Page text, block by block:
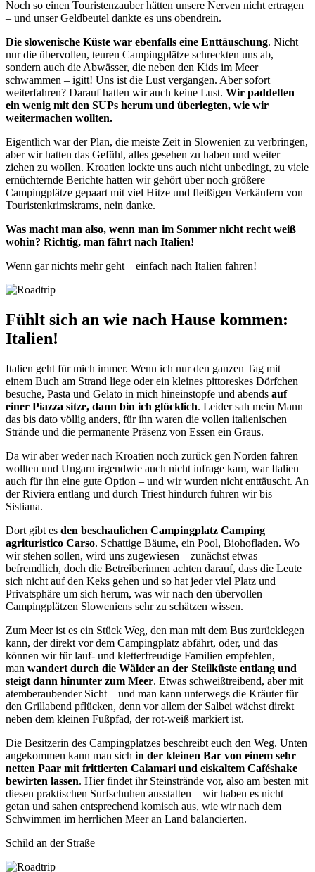
Noch so einen Touristenzauber hätten unsere Nerven nicht ertragen
– und unser Geldbeutel dankte es uns obendrein.
Die slowenische Küste war ebenfalls eine Enttäuschung. Nicht
nur die übervollen, teuren Campingplätze schreckten uns ab,
sondern auch die Abwässer, die neben den Kids im Meer
schwammen – igitt! Uns ist die Lust vergangen. Aber sofort
weiterfahren? Darauf hatten wir auch keine Lust. Wir paddelten
ein wenig mit den SUPs herum und überlegten, wie wir
weitermachen wollten.
Eigentlich war der Plan, die meiste Zeit in Slowenien zu verbringen,
aber wir hatten das Gefühl, alles gesehen zu haben und weiter
ziehen zu wollen. Kroatien lockte uns auch nicht unbedingt, zu viele
ernüchternde Berichte hatten wir gehört über noch größere
Campingplätze gepaart mit viel Hitze und fleißigen Verkäufern von
Touristenkrimskrams, nein danke.
Was macht man also, wenn man im Sommer nicht recht weiß
wohin? Richtig, man fährt nach Italien!
Wenn gar nichts mehr geht – einfach nach Italien fahren!
Fühlt sich an wie nach Hause kommen:
Italien!
Italien geht für mich immer. Wenn ich nur den ganzen Tag mit
einem Buch am Strand liege oder ein kleines pittoreskes Dörfchen
besuche, Pasta und Gelato in mich hineinstopfe und abends auf
einer Piazza sitze, dann bin ich glücklich. Leider sah mein Mann
das bis dato völlig anders, für ihn waren die vollen italienischen
Strände und die permanente Präsenz von Essen ein Graus.
Da wir aber weder nach Kroatien noch zurück gen Norden fahren
wollten und Ungarn irgendwie auch nicht infrage kam, war Italien
auch für ihn eine gute Option – und wir wurden nicht enttäuscht. An
der Riviera entlang und durch Triest hindurch fuhren wir bis
Sistiana.
Dort gibt es den beschaulichen Campingplatz Camping
agrituristico Carso. Schattige Bäume, ein Pool, Biohofladen. Wo
wir stehen sollen, wird uns zugewiesen – zunächst etwas
befremdlich, doch die Betreiberinnen achten darauf, dass die Leute
sich nicht auf den Keks gehen und so hat jeder viel Platz und
Privatsphäre um sich herum, was wir nach den übervollen
Campingplätzen Sloweniens sehr zu schätzen wissen.
Zum Meer ist es ein Stück Weg, den man mit dem Bus zurücklegen
kann, der direkt vor dem Campingplatz abfährt, oder, und das
können wir für lauf- und kletterfreudige Familien empfehlen,
man wandert durch die Wälder an der Steilküste entlang und
steigt dann hinunter zum Meer. Etwas schweißtreibend, aber mit
atemberaubender Sicht – und man kann unterwegs die Kräuter für
den Grillabend pflücken, denn vor allem der Salbei wächst direkt
neben dem kleinen Fußpfad, der rot-weiß markiert ist.
Die Besitzerin des Campingplatzes beschreibt euch den Weg. Unten
angekommen kann man sich in der kleinen Bar von einem sehr
netten Paar mit frittierten Calamari und eiskaltem Caféshake
bewirten lassen. Hier findet ihr Steinstrände vor, also am besten mit
diesen praktischen Surfschuhen ausstatten – wir haben es nicht
getan und sahen entsprechend komisch aus, wie wir nach dem
Schwimmen im herrlichen Meer an Land balancierten.
Schild an der Straße